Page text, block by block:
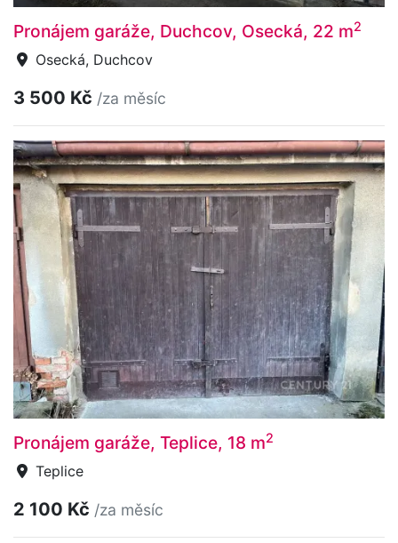
Pronájem garáže, Duchcov, Osecká, 22 m2
Osecká, Duchcov
3 500 Kč /za měsíc
Pronájem garáže, Teplice, 18 m2
Teplice
2 100 Kč /za měsíc